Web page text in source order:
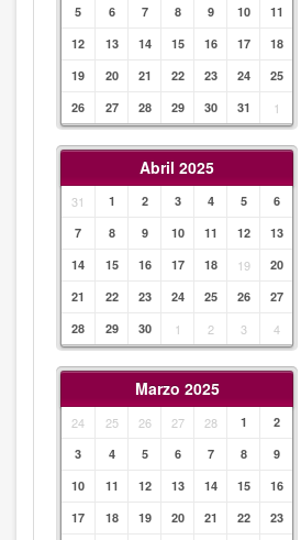
5 6 7 8 9 10
11
12
13 14 15 16 17
18
19
20 21 22 23 24
25
26
27 28 29 30 31 1
Abril 2025
31 1 2 3 4 5
6
7
8 9 10 11 12
13
14
15 16 17 18 19
20
21
22 23 24 25 26
27
28
29 30 1 2 3 4
Marzo 2025
24 25 26 27 28 1
2
3
4 5 6 7 8
9
10
11 12 13 14 15
16
17
18 19 20 21 22
23